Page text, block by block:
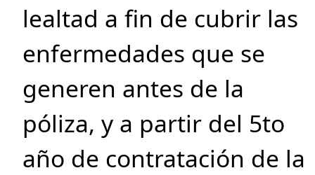
lealtad a fin de cubrir las
enfermedades que se
generen antes de la
póliza, y a partir del 5to
año de contratación de la